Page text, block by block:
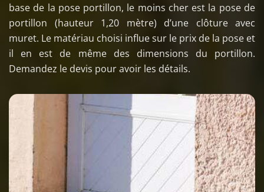
base de la pose portillon, le moins cher est la pose de
portillon (hauteur 1,20 mètre) d’une clôture avec
muret. Le matériau choisi influe sur le prix de la pose et
il en est de même des dimensions du portillon.
Demandez le devis pour avoir les détails.